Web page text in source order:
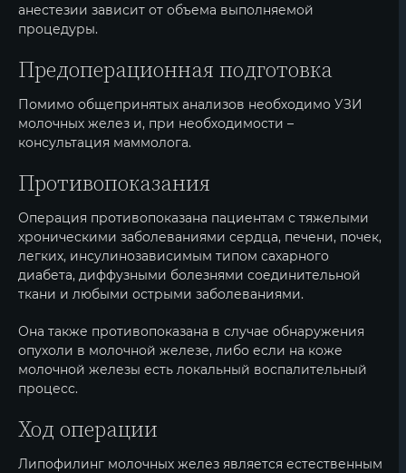
анестезии зависит от объема выполняемой
процедуры.
Предоперационная подготовка
Помимо общепринятых анализов необходимо УЗИ
молочных желез и, при необходимости –
консультация маммолога.
Противопоказания
Операция противопоказана пациентам с тяжелыми
хроническими заболеваниями сердца, печени, почек,
легких, инсулинозависимым типом сахарного
диабета, диффузными болезнями соединительной
ткани и любыми острыми заболеваниями.
Она также противопоказана в случае обнаружения
опухоли в молочной железе, либо если на коже
молочной железы есть локальный воспалительный
процесс.
Ход операции
Липофилинг молочных желез является естественным